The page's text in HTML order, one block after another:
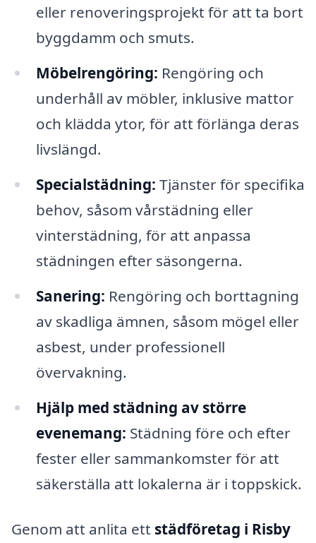
eller renoveringsprojekt för att ta bort
byggdamm och smuts.
Möbelrengöring: Rengöring och
underhåll av möbler, inklusive mattor
och klädda ytor, för att förlänga deras
livslängd.
Specialstädning: Tjänster för specifika
behov, såsom vårstädning eller
vinterstädning, för att anpassa
städningen efter säsongerna.
Sanering: Rengöring och borttagning
av skadliga ämnen, såsom mögel eller
asbest, under professionell
övervakning.
Hjälp med städning av större
evenemang: Städning före och efter
fester eller sammankomster för att
säkerställa att lokalerna är i toppskick.
Genom att anlita ett städföretag i Risby